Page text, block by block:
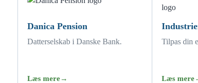
Danica Pension
Datterselskab i Danske Bank.
Læs mere→
Tilpas din
Læs mere